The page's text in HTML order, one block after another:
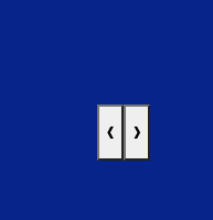
‹ ›